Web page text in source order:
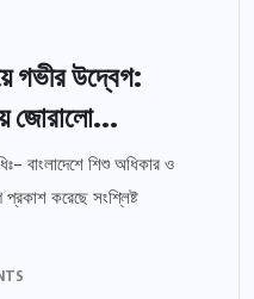
গভীর উদ্বেগ:
জোরালো...
বাংলাদেশে শিশু অধিকার ও
প্রকাশ করেছে সংশ্লিষ্ট